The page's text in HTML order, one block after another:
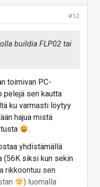
#12
buildia FLP02 tai
toimivan PC-
pelejä sen kautta
ku varmasti löytyy
hajua mistä
.
yhdistämällä
(56K siksi kun sekin
rikkoontuu sen
) luomalla